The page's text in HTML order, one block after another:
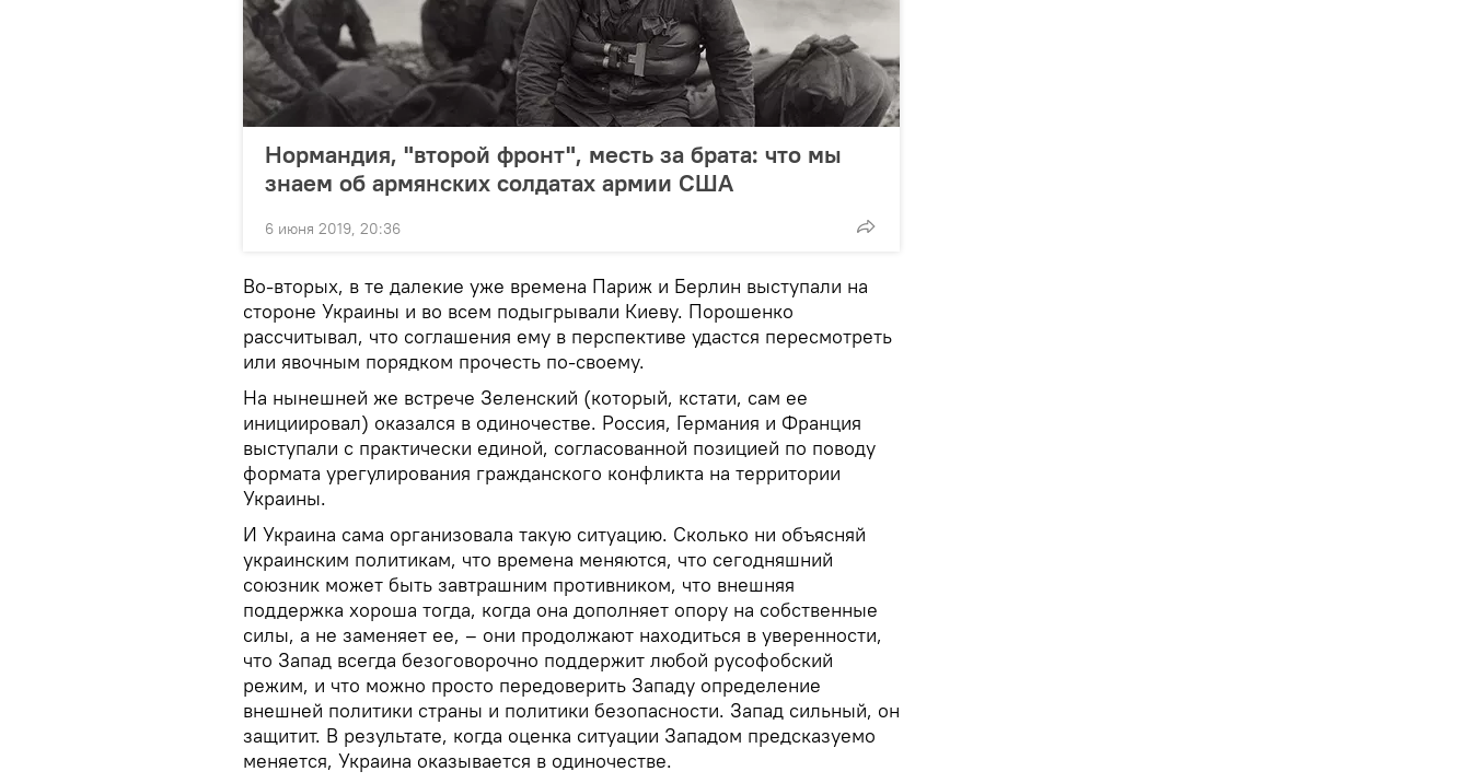
Нормандия, "второй фронт", месть за брата: что мы
знаем об армянских солдатах армии США
6 июня 2019, 20:36
Во-вторых, в те далекие уже времена Париж и Берлин выступали на
стороне Украины и во всем подыгрывали Киеву. Порошенко
рассчитывал, что соглашения ему в перспективе удастся пересмотреть
или явочным порядком прочесть по-своему.
На нынешней же встрече Зеленский (который, кстати, сам ее
инициировал) оказался в одиночестве. Россия, Германия и Франция
выступали с практически единой, согласованной позицией по поводу
формата урегулирования гражданского конфликта на территории
Украины.
И Украина сама организовала такую ситуацию. Сколько ни объясняй
украинским политикам, что времена меняются, что сегодняшний
союзник может быть завтрашним противником, что внешняя
поддержка хороша тогда, когда она дополняет опору на собственные
силы, а не заменяет ее, – они продолжают находиться в уверенности,
что Запад всегда безоговорочно поддержит любой русофобский
режим, и что можно просто передоверить Западу определение
внешней политики страны и политики безопасности. Запад сильный, он
защитит. В результате, когда оценка ситуации Западом предсказуемо
меняется, Украина оказывается в одиночестве.